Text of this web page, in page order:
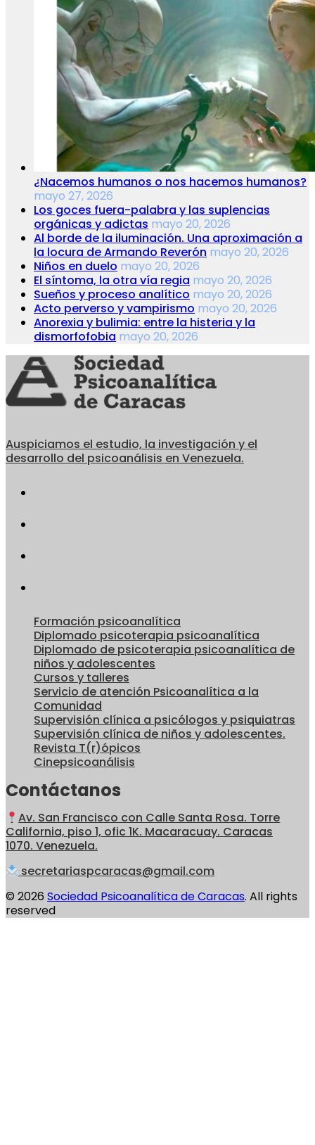
¿Nacemos humanos o nos hacemos humanos?
mayo 27, 2026
Los goces fuera-palabra y las suplencias
orgánicas y adictas mayo 20, 2026
Al borde de la iluminación. Una aproximación a
la locura de Armando Reverón mayo 20, 2026
Niños en duelo mayo 20, 2026
El síntoma, la otra vía regia mayo 20, 2026
Sueños y proceso analítico mayo 20, 2026
Acto perverso y vampirismo mayo 20, 2026
Anorexia y bulimia: entre la histeria y la
dismorfofobia mayo 20, 2026
Auspiciamos el estudio, la investigación y el
desarrollo del psicoanálisis en Venezuela.
Formación psicoanalítica
Diplomado psicoterapia psicoanalítica
Diplomado de psicoterapia psicoanalítica de
niños y adolescentes
Cursos y talleres
Servicio de atención Psicoanalítica a la
Comunidad
Supervisión clínica a psicólogos y psiquiatras
Supervisión clínica de niños y adolescentes.
Revista T(r)ópicos
Cinepsicoanálisis
Contáctanos
Av. San Francisco con Calle Santa Rosa. Torre
California, piso 1, ofic 1K. Macaracuay. Caracas
1070. Venezuela.
secretariaspcaracas@gmail.com
© 2026 Sociedad Psicoanalítica de Caracas. All rights
reserved